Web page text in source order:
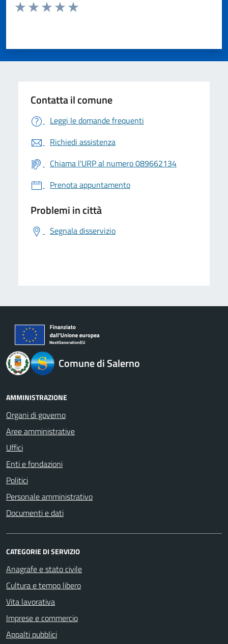
Valuta da 1 a 5 stelle la pagina
Contatta il comune
Leggi le domande frequenti
Richiedi assistenza
Chiama l'URP al numero 089662134
Prenota appuntamento
Problemi in città
Segnala disservizio
logo Unione Europea
Comune di Salerno
AMMINISTRAZIONE
Organi di governo
Aree amministrative
Uffici
Enti e fondazioni
Politici
Personale amministrativo
Documenti e dati
CATEGORIE DI SERVIZIO
Anagrafe e stato civile
Cultura e tempo libero
Vita lavorativa
Imprese e commercio
Appalti pubblici